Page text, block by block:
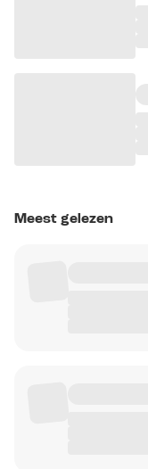
Meest gelezen